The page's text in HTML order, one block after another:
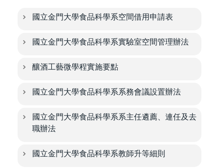
國立金門大學食品科學系空間借用申請表
國立金門大學食品科學系實驗室空間管理辦法
釀酒工藝微學程實施要點
國立金門大學食品科學系系務會議設置辦法
國立金門大學食品科學系系主任遴薦、連任及去
職辦法
國立金門大學食品科學系教師升等細則